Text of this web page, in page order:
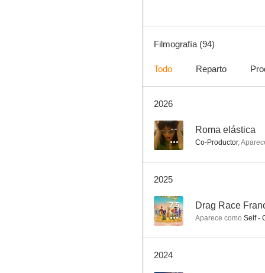
7.2
Filmografía (94)
Todo Reparto
2026
-- Roma elástica
Co-Productor,
2025
7.5 Drag Race
Aparece como Self -
2024